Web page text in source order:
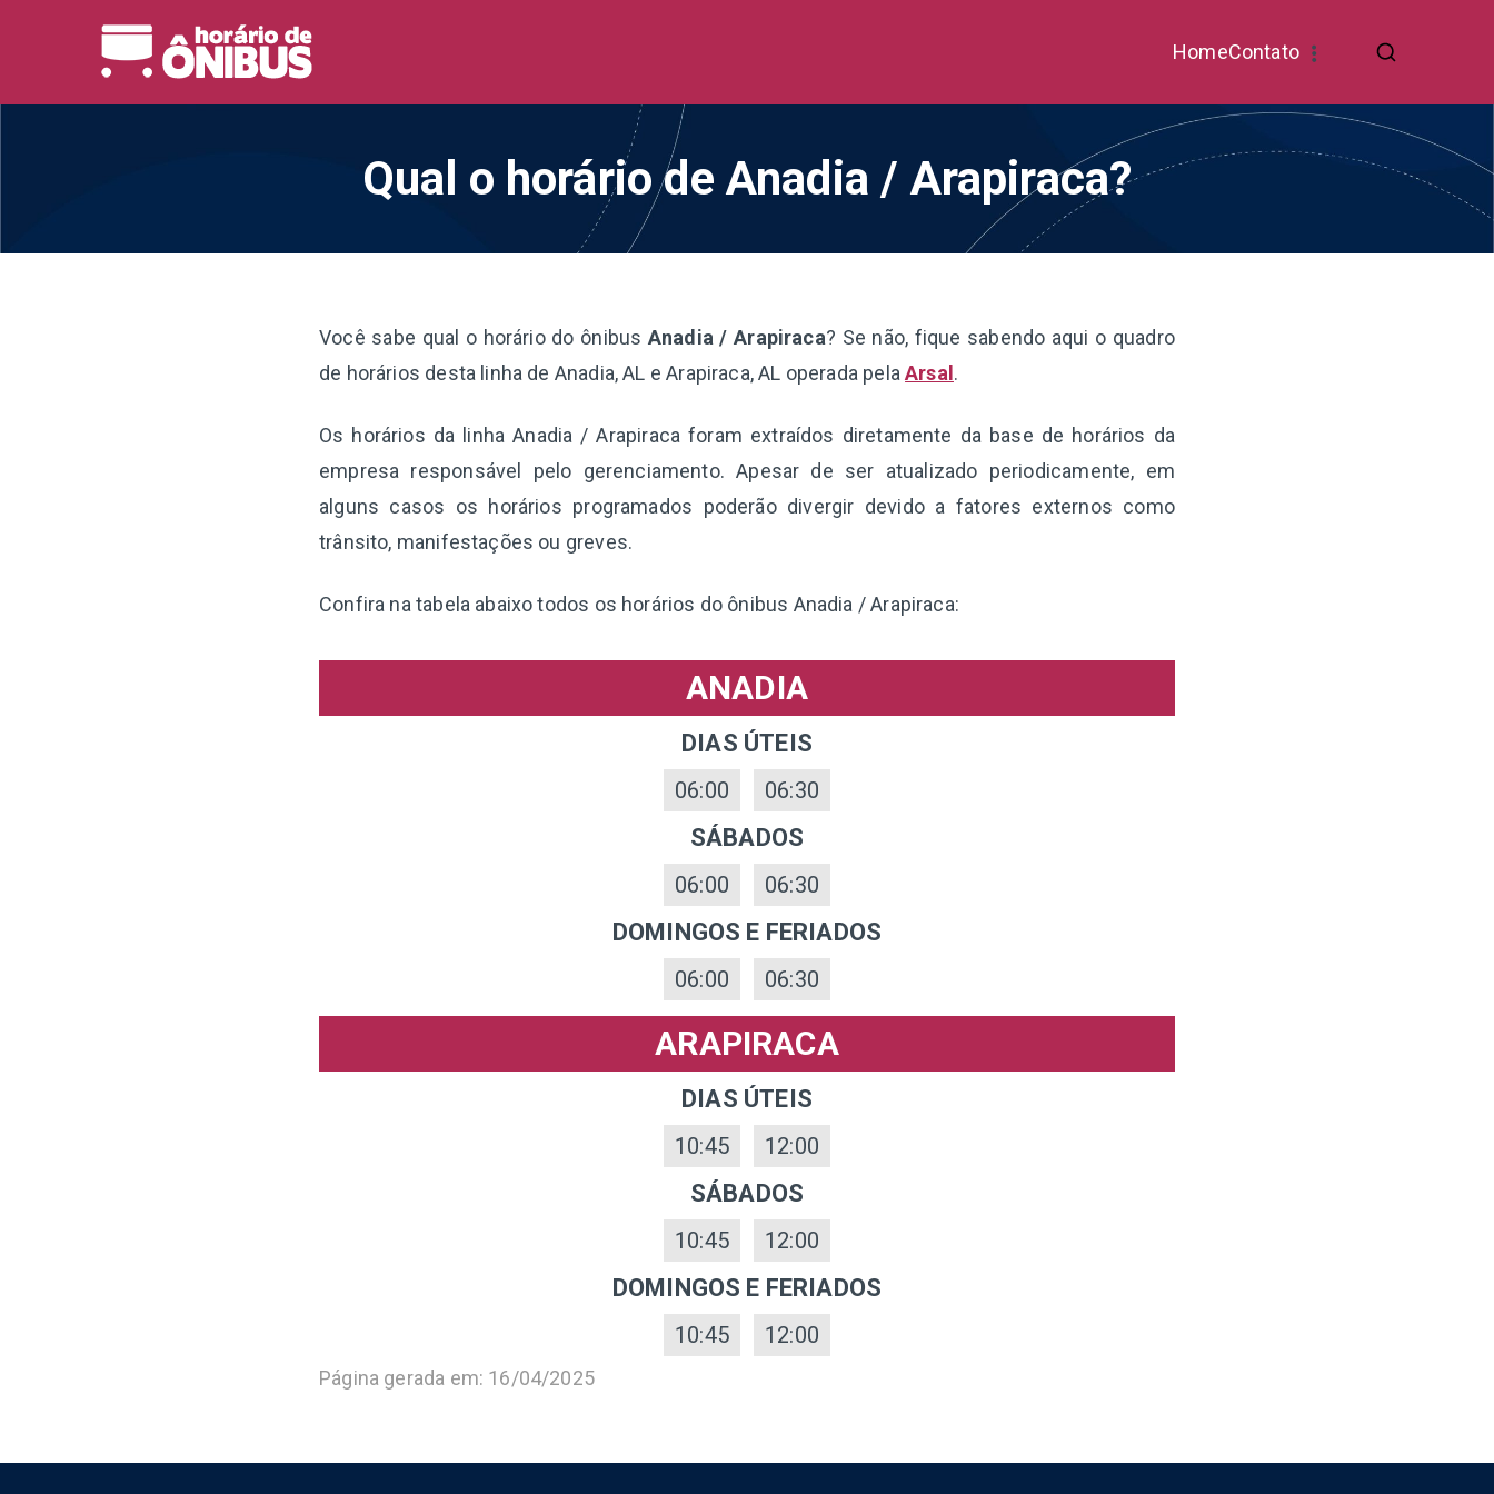
HomeContato
Qual o horário de Anadia / Arapiraca?
Você sabe qual o horário do ônibus Anadia / Arapiraca? Se não, fique sabendo aqui o quadro
de horários desta linha de Anadia, AL e Arapiraca, AL operada pelaArsal .
Os horários da linha Anadia / Arapiraca foram extraídos diretamente da base de horários da
empresa responsável pelo gerenciamento. Apesar de ser atualizado periodicamente, em
alguns casos os horários programados poderão divergir devido a fatores externos como
trânsito, manifestações ou greves.
Confira na tabela abaixo todos os horários do ônibus Anadia / Arapiraca:
ANADIA
DIAS ÚTEIS
06:00 06:30
SÁBADOS
06:00 06:30
DOMINGOS E FERIADOS
06:00 06:30
ARAPIRACA
DIAS ÚTEIS
10:45 12:00
SÁBADOS
10:45 12:00
DOMINGOS E FERIADOS
10:45 12:00
Página gerada em: 16/04/2025